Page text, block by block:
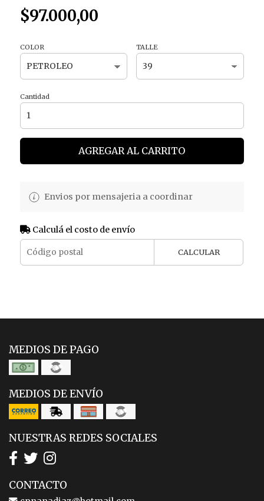
$97.000,00
COLOR TALLE
Cantidad
AGREGAR AL CARRITO
Envios por mensajeria a coordinar
Calculá el costo de envío
CALCULAR
MEDIOS DE PAGO
MEDIOS DE ENVÍO
NUESTRAS REDES SOCIALES
CONTACTO